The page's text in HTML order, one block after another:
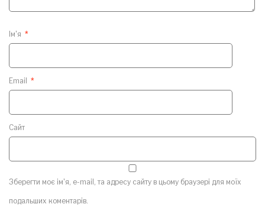
Ім'я *
Email *
Сайт
Зберегти моє ім'я, e-mail, та адресу сайту в цьому браузері для моїх
подальших коментарів.